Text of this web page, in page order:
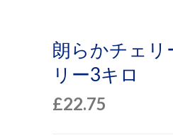
朗らかチェリ
リー3キロ
£22.75